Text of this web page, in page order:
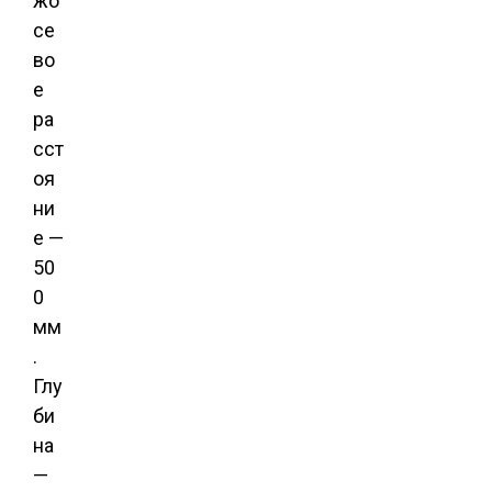
се
во
е
ра
сст
оя
ни
е —
50
0
мм
.
Глу
би
на
—